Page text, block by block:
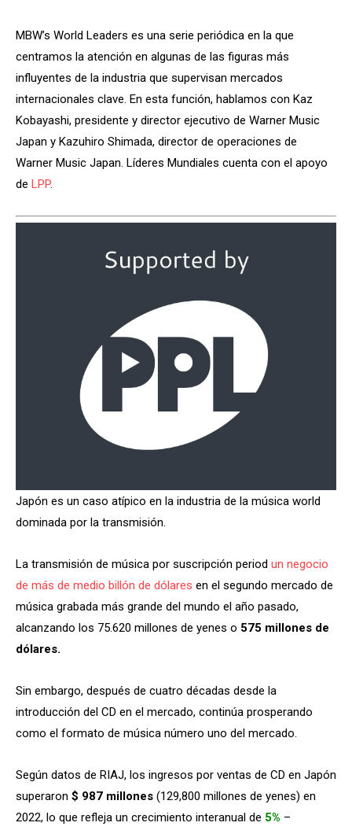
MBW’s World Leaders es una serie periódica en la que
centramos la atención en algunas de las figuras más
influyentes de la industria que supervisan mercados
internacionales clave. En esta función, hablamos con Kaz
Kobayashi, presidente y director ejecutivo de Warner Music
Japan y Kazuhiro Shimada, director de operaciones de
Warner Music Japan. Líderes Mundiales cuenta con el apoyo
de LPP.
Japón es un caso atípico en la industria de la música world
dominada por la transmisión.
La transmisión de música por suscripción period un negocio
de más de medio billón de dólares en el segundo mercado de
música grabada más grande del mundo el año pasado,
alcanzando los 75.620 millones de yenes o 575 millones de
dólares.
Sin embargo, después de cuatro décadas desde la
introducción del CD en el mercado, continúa prosperando
como el formato de música número uno del mercado.
Según datos de RIAJ, los ingresos por ventas de CD en Japón
superaron $ 987 millones (129,800 millones de yenes) en
2022, lo que refleja un crecimiento interanual de 5% –